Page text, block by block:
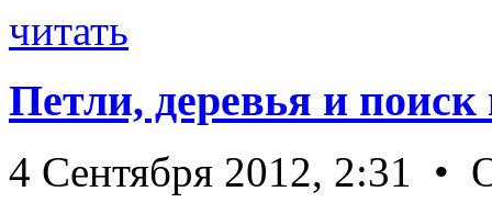
читать
Петли, деревья и
4 Сентября 2012, 2:31 •